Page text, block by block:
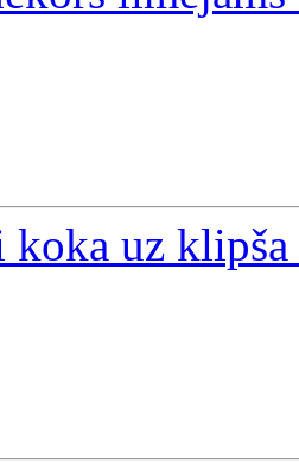
uz klipša